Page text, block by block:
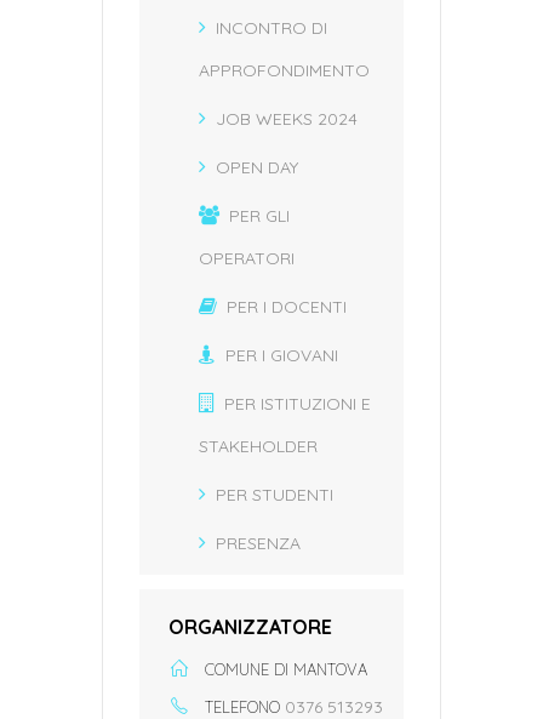
INCONTRO DI
APPROFONDIMENTO
JOB WEEKS 2024
OPEN DAY
PER GLI
OPERATORI
PER I DOCENTI
PER I GIOVANI
PER ISTITUZIONI E
STAKEHOLDER
PER STUDENTI
PRESENZA
ORGANIZZATORE
COMUNE DI MANTOVA
TELEFONO 0376 513293